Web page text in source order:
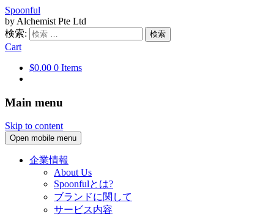
Spoonful
by Alchemist Pte Ltd
検索:
Cart
$0.00 0 Items
Main menu
Skip to content
Open mobile menu
企業情報
About Us
Spoonfulとは?
ブランドに関して
サービス内容